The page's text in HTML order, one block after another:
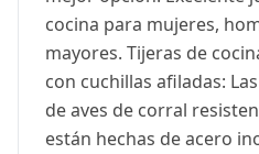
cocina para mujeres,
mayores. Tijeras de
con cuchillas afiladas:
de aves de corral
están hechas de acero